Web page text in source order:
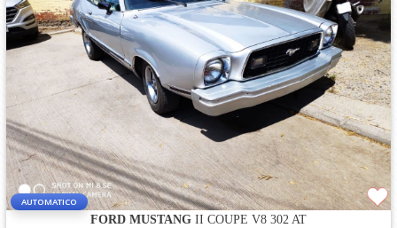
AUTOMATICO
FORD MUSTANGII COUPE V8 302 AT